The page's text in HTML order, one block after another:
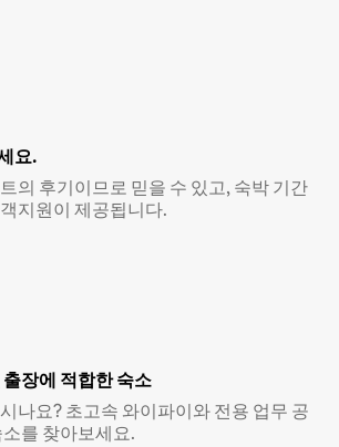
요.
의 후기이므로 믿을 수 있고, 숙박 기간
지원이 제공됩니다.
장에 적합한 숙소
나요? 초고속 와이파이와 전용 업무 공
를 찾아보세요.